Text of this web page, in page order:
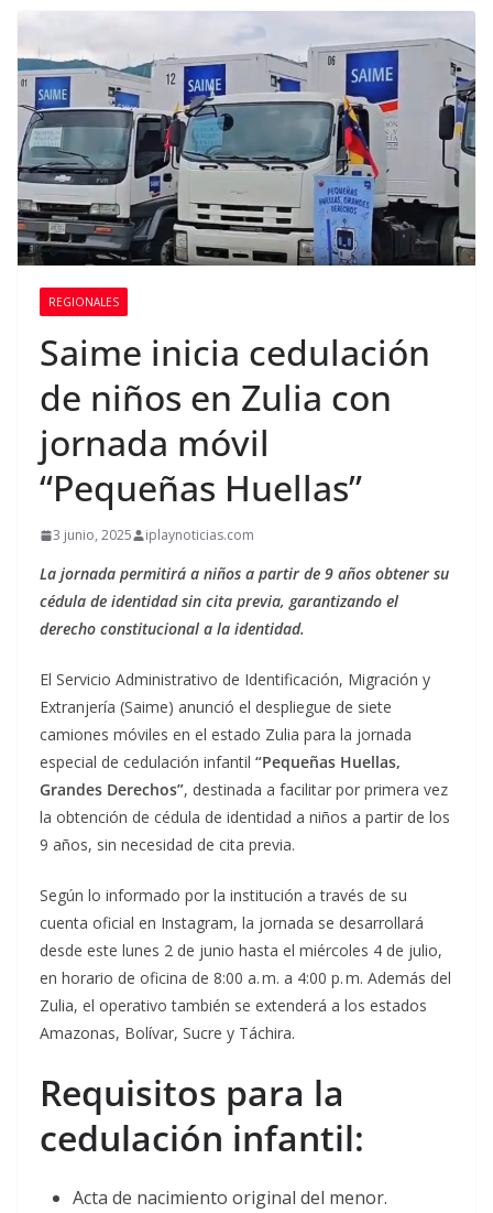
REGIONALES
Saime inicia cedulación
de niños en Zulia con
jornada móvil
“Pequeñas Huellas”
3 junio, 2025 iplaynoticias.com
La jornada permitirá a niños a partir de 9 años obtener su
cédula de identidad sin cita previa, garantizando el
derecho constitucional a la identidad.
El Servicio Administrativo de Identificación, Migración y
Extranjería (Saime) anunció el despliegue de siete
camiones móviles en el estado Zulia para la jornada
especial de cedulación infantil “Pequeñas Huellas,
Grandes Derechos”, destinada a facilitar por primera vez
la obtención de cédula de identidad a niños a partir de los
9 años, sin necesidad de cita previa.
Según lo informado por la institución a través de su
cuenta oficial en Instagram, la jornada se desarrollará
desde este lunes 2 de junio hasta el miércoles 4 de julio,
en horario de oficina de 8:00 a. m. a 4:00 p. m. Además del
Zulia, el operativo también se extenderá a los estados
Amazonas, Bolívar, Sucre y Táchira.
Requisitos para la
cedulación infantil:
Acta de nacimiento original del menor.